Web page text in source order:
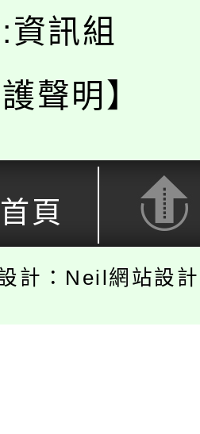
訊組
聲明】
頁
計：Neil網站設